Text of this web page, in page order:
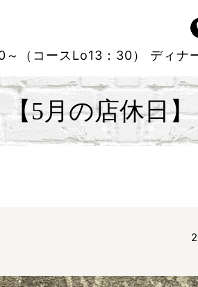
～（コースLo13：30）
ディナ
【5月の店休日】